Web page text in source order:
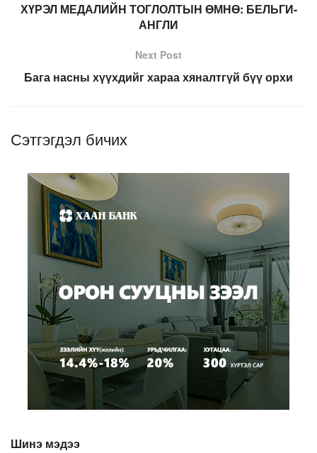
ХҮРЭЛ МЕДАЛИЙН ТОГЛОЛТЫН ӨМНӨ: БЕЛЬГИ-
АНГЛИ
Next Post
Бага насны хүүхдийг хараа хяналтгүй бүү орхи
Сэтгэгдэл бичих
Шинэ мэдээ